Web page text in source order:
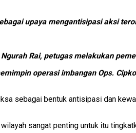
upaya mengantisipasi aksi
Rai, petugas melakukan
operasi imbangan Ops.
sebagai bentuk antisipasi dan
sangat penting untuk itu